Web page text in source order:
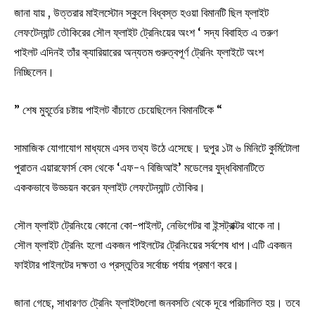
জানা যায় , উত্তরার মাইলস্টোন স্কুলে বিধ্বস্ত হওয়া বিমানটি ছিল ফ্লাইট
লেফটেন্যান্ট তৌকিরের সৌল ফ্লাইট ট্রেনিংয়ের অংশ ‘ সদ্য বিবাহিত এ তরুণ
পাইলট এদিনই তাঁর ক্যারিয়ারের অন্যতম গুরুত্বপূর্ণ ট্রেনিং ফ্লাইটে অংশ
নিচ্ছিলেন।
” শেষ মুহূর্তের চষ্টায় পাইলট বাঁচাতে চেয়েছিলেন বিমানটিকে “
সামাজিক যোগাযোগ মাধ্যমে এসব তথ্য উঠে এসেছে। দুপুর ১টা ৬ মিনিটে কুর্মিটোলা
পুরাতন এয়ারফোর্স বেস থেকে ‘এফ-৭ বিজিআই’ মডেলের যুদ্ধবিমানটিতে
এককভাবে উড্ডয়ন করেন ফ্লাইট লেফটেন্যান্ট তৌকির।
সৌল ফ্লাইট ট্রেনিংয়ে কোনো কো-পাইলট, নেভিগেটর বা ইন্সট্রাক্টর থাকে না।
সৌল ফ্লাইট ট্রেনিং হলো একজন পাইলটের ট্রেনিংয়ের সর্বশেষ ধাপ।এটি একজন
ফাইটার পাইলটের দক্ষতা ও প্রস্তুতির সর্বোচ্চ পর্যায় প্রমাণ করে।
জানা গেছে, সাধারণত ট্রেনিং ফ্লাইটগুলো জনবসতি থেকে দূরে পরিচালিত হয়। তবে